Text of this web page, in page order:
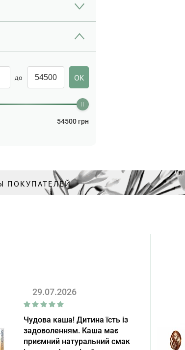
Масло для
(2)
лица/Пилинг для
(24)
Мист
до
54500 грн
ПОКУПАТЕЛЕЙ
29.07.2026
Чудова каша! Дитина їсть із
задоволенням. Каша має
приємний натуральний смак